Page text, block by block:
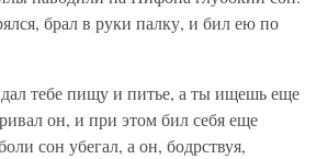
брал в руки палку, и бил ею по
тебе пищу и питье, а ты ищешь еще
он, и при этом бил себя еще
сон убегал, а он, бодрствуя,